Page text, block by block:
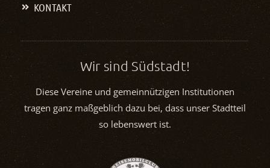
KONTAKT
Wir sind Südstadt!
Diese Vereine und gemeinnützigen Institutionen
tragen ganz maßgeblich dazu bei, dass unser Stadtteil
so lebenswert ist.